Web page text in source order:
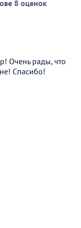
8 оценок
Очень рады, что
Спасибо!